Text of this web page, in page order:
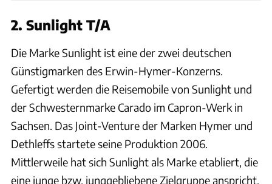
2. Sunlight T/A
Die Marke Sunlight ist eine der zwei deutschen
Günstigmarken des Erwin-Hymer-Konzerns.
Gefertigt werden die Reisemobile von Sunlight und
der Schwesternmarke Carado im Capron-Werk in
Sachsen. Das Joint-Venture der Marken Hymer und
Dethleffs startete seine Produktion 2006.
Mittlerweile hat sich Sunlight als Marke etabliert, die
eine junge bzw. junggebliebene Zielgruppe anspricht.